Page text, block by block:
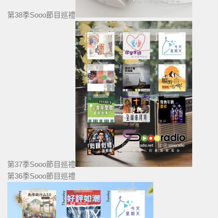
第38季Sooo節目巡禮
第37季Sooo節目巡禮
第36季Sooo節目巡禮